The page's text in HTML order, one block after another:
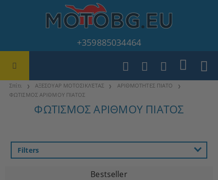
+359885034464
Σπίτι ΑΞΕΣΟΥΑΡ ΜΟΤΟΣΙΚΛΈΤΑΣ
ΑΡΙΘΜΟΤΗΤΕΣ ΠΙΑΤΟ
ΦΩΤΙΣΜΟΣ ΑΡΙΘΜΟΥ ΠΙΑΤΟΣ
ΦΩΤΙΣΜΟΣ ΑΡΙΘΜΟΥ ΠΙΑΤΟΣ
Filters
Bestseller